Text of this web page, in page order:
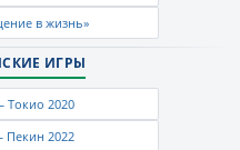
в жизнь»
ИГРЫ
2020
2022